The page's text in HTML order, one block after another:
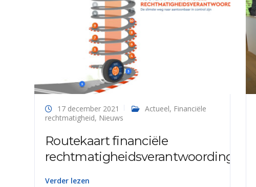
17 december 2021 Actueel, Financiële
rechtmatigheid, Nieuws
Routekaart financiële
rechtmatigheidsverantwoording
Verder lezen